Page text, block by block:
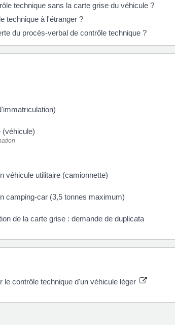
technique sans la carte grise du véhicule ?
technique à l'étranger ?
du procès-verbal de contrôle technique ?
(véhicule)
véhicule utilitaire (camionnette)
camping-car (3,5 tonnes maximum)
de la carte grise : demande de duplicata
le contrôle technique d'un véhicule léger